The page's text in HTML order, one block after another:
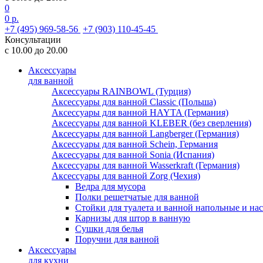
0
0 р.
+7 (495) 969-58-56 +7 (903) 110-45-45
Консультации
с 10.00 до 20.00
Аксессуары
для ванной
Аксессуары RAINBOWL (Турция)
Аксессуары для ванной Classic (Польша)
Аксессуары для ванной HAYTA (Германия)
Аксессуары для ванной KLEBER (без сверления)
Аксессуары для ванной Langberger (Германия)
Аксессуары для ванной Schein, Германия
Аксессуары для ванной Sonia (Испания)
Аксессуары для ванной Wasserkraft (Германия)
Аксессуары для ванной Zorg (Чехия)
Ведра для мусора
Полки решетчатые для ванной
Стойки для туалета и ванной напольные и
Карнизы для штор в ванную
Сушки для белья
Поручни для ванной
Аксессуары
для кухни